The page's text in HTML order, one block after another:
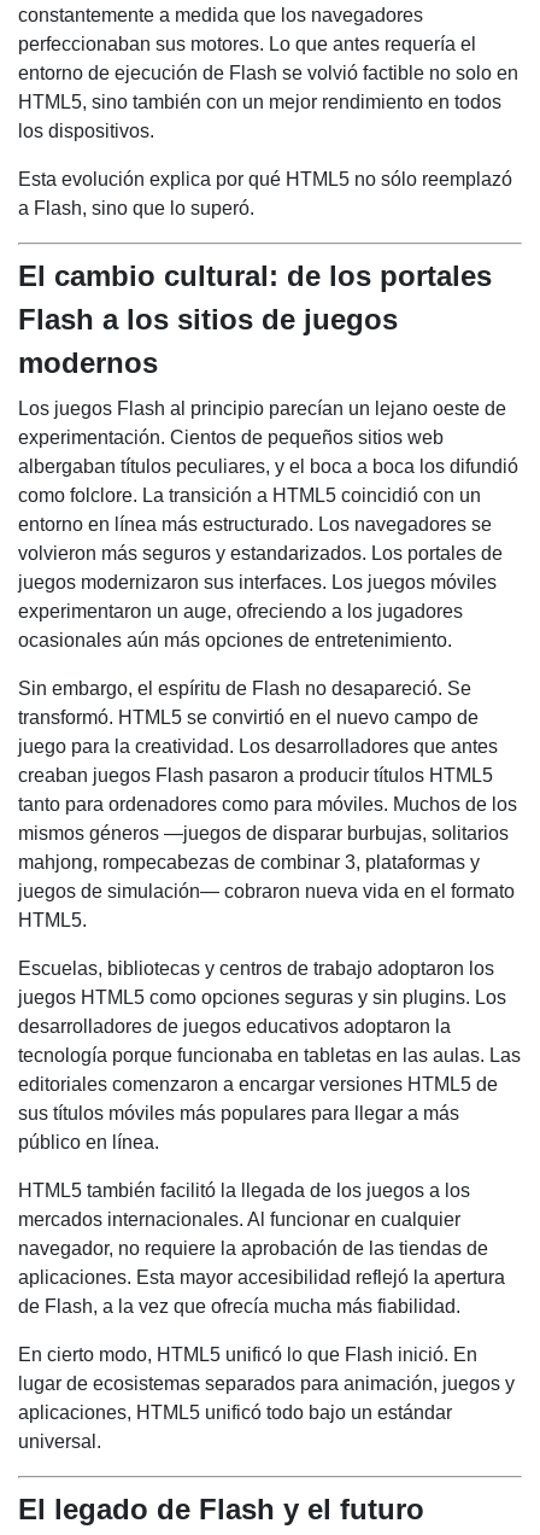
constantemente a medida que los navegadores
perfeccionaban sus motores. Lo que antes requería el
entorno de ejecución de Flash se volvió factible no solo en
HTML5, sino también con un mejor rendimiento en todos
los dispositivos.
Esta evolución explica por qué HTML5 no sólo reemplazó
a Flash, sino que lo superó.
El cambio cultural: de los portales
Flash a los sitios de juegos
modernos
Los juegos Flash al principio parecían un lejano oeste de
experimentación. Cientos de pequeños sitios web
albergaban títulos peculiares, y el boca a boca los difundió
como folclore. La transición a HTML5 coincidió con un
entorno en línea más estructurado. Los navegadores se
volvieron más seguros y estandarizados. Los portales de
juegos modernizaron sus interfaces. Los juegos móviles
experimentaron un auge, ofreciendo a los jugadores
ocasionales aún más opciones de entretenimiento.
Sin embargo, el espíritu de Flash no desapareció. Se
transformó. HTML5 se convirtió en el nuevo campo de
juego para la creatividad. Los desarrolladores que antes
creaban juegos Flash pasaron a producir títulos HTML5
tanto para ordenadores como para móviles. Muchos de los
mismos géneros —juegos de disparar burbujas, solitarios
mahjong, rompecabezas de combinar 3, plataformas y
juegos de simulación— cobraron nueva vida en el formato
HTML5.
Escuelas, bibliotecas y centros de trabajo adoptaron los
juegos HTML5 como opciones seguras y sin plugins. Los
desarrolladores de juegos educativos adoptaron la
tecnología porque funcionaba en tabletas en las aulas. Las
editoriales comenzaron a encargar versiones HTML5 de
sus títulos móviles más populares para llegar a más
público en línea.
HTML5 también facilitó la llegada de los juegos a los
mercados internacionales. Al funcionar en cualquier
navegador, no requiere la aprobación de las tiendas de
aplicaciones. Esta mayor accesibilidad reflejó la apertura
de Flash, a la vez que ofrecía mucha más fiabilidad.
En cierto modo, HTML5 unificó lo que Flash inició. En
lugar de ecosistemas separados para animación, juegos y
aplicaciones, HTML5 unificó todo bajo un estándar
universal.
El legado de Flash y el futuro